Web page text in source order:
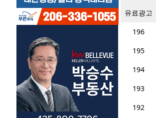
유료광고
196
195
194
193
192